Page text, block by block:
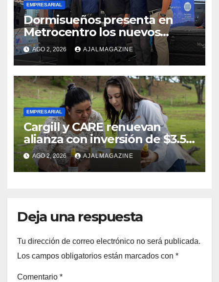
EMPRESARIAL
Dormisueños presenta en
Metrocentro los nuevos
modelos Muna Care de
Comfort Life: Innovación y
calidad en descanso
AGO 2, 2026 AJALMAGAZINE
EMPRESARIAL
Cargill y CARE renuevan
alianza con inversión de $3.5
millones para el desarrollo de
mujeres rurales en
Centroamérica
AGO 2, 2026 AJALMAGAZINE
Deja una respuesta
Tu dirección de correo electrónico no será publicada.
Los campos obligatorios están marcados con *
Comentario *